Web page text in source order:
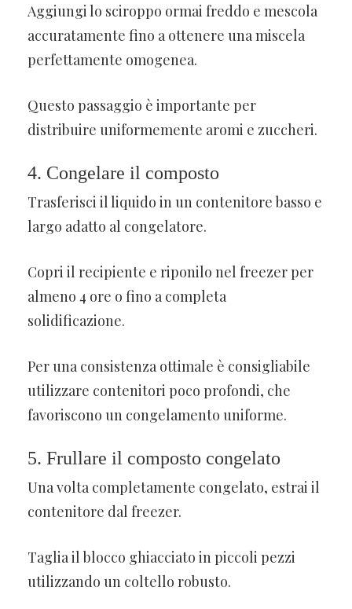
Aggiungi lo sciroppo ormai freddo e mescola
accuratamente fino a ottenere una miscela
perfettamente omogenea.
Questo passaggio è importante per
distribuire uniformemente aromi e zuccheri.
4. Congelare il composto
Trasferisci il liquido in un contenitore basso e
largo adatto al congelatore.
Copri il recipiente e riponilo nel freezer per
almeno 4 ore o fino a completa
solidificazione.
Per una consistenza ottimale è consigliabile
utilizzare contenitori poco profondi, che
favoriscono un congelamento uniforme.
5. Frullare il composto congelato
Una volta completamente congelato, estrai il
contenitore dal freezer.
Taglia il blocco ghiacciato in piccoli pezzi
utilizzando un coltello robusto.